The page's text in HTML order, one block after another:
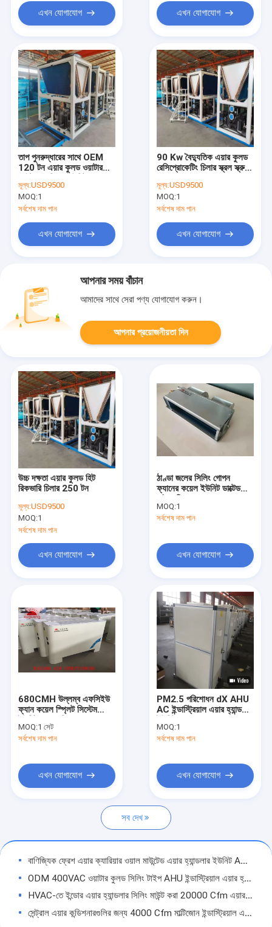
বাড়ি
পণ্য
আমাদের সম্পর্কে
এখন যোগাযোগ এখন যোগাযোগ
তাপ পুনরুদ্ধারের সাথে OEM
120 টন এয়ার কুলড ওয়াটার
মূল্য:USD9500
MOQ:1
সর্বশেষ দাম পান
এখন যোগাযোগ
90 Kw বৈদ্যুতিক এয়ার কুলড
রেসিপ্রোকেটিং চিলার স্ক্রল স্ক্রু
মূল্য:USD9500
MOQ:1
সর্বশেষ দাম পান
এখন যোগাযোগ
আপনার সময় বাঁচান
আমাদের সাথে সেরা পণ্য যোগাযোগ করুন।
আপনার প্রয়োজনীয়তা দিন
উচ্চ দক্ষতা এয়ার কুলড হিট
রিকভারি চিলার 250 টন
মূল্য:USD9500
MOQ:1
সর্বশেষ দাম পান
এখন যোগাযোগ
ঠাণ্ডা জলের সিলিং গোপন
ফ্যানের কয়েল ইউনিট ডাক্টেড
MOQ:1
সর্বশেষ দাম পান
এখন যোগাযোগ
680CMH উল্লম্ব এফসিইউ
ফ্যান কয়েল স্প্লিট সিস্টেম
করার জন্য
MOQ:1 সেট
সর্বশেষ দাম পান
এখন যোগাযোগ
PM2.5 পরিশোধন dX AHU
AC ইন্ডাস্ট্রিয়াল এয়ার হ্যান্ডলিং
MOQ:1
সর্বশেষ দাম পান
এখন যোগাযোগ
সব দেখ
বাণিজ্যিক ফ্রেশ এয়ার ক্যারিয়ার ওয়াল মাউন্টেড এয়ার হ্যান্ডলার ইউনিট AHU
ODM 400VAC ওয়াটার কুলড সিলিং টাইপ AHU ইন্ডাস্ট্রিয়াল এয়ার হ্যান্ডলিং ইউনিট HVAC সিস্টেম
HVAC-তে ইন্ডোর এয়ার হ্যান্ডলার সিলিং মাউন্ট করা 20000 Cfm এয়ার হ্যান্ডলিং ইউনিট
সেন্ট্রাল এয়ার কন্ডিশনারগুলির জন্য 4000 Cfm মাল্টিজোন ইন্ডাস্ট্রিয়াল এয়ার হ্যান্ডলিং ইউনিট সিস্টেম